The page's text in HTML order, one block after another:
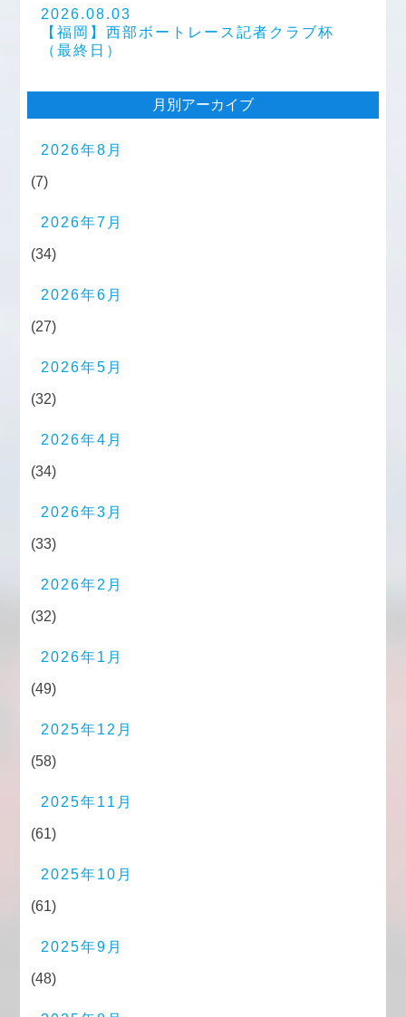
2026.08.03
【福岡】西部ボートレース記者クラブ杯
（最終日）
月別アーカイブ
2026年8月
(7)
2026年7月
(34)
2026年6月
(27)
2026年5月
(32)
2026年4月
(34)
2026年3月
(33)
2026年2月
(32)
2026年1月
(49)
2025年12月
(58)
2025年11月
(61)
2025年10月
(61)
2025年9月
(48)